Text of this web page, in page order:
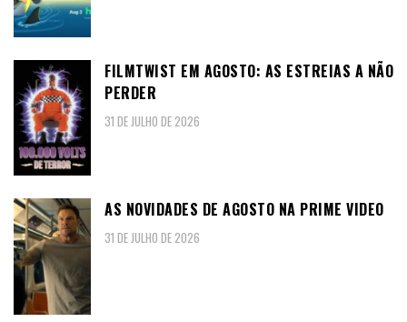
FILMTWIST EM AGOSTO: AS ESTREIAS A NÃO
PERDER
31 DE JULHO DE 2026
AS NOVIDADES DE AGOSTO NA PRIME VIDEO
31 DE JULHO DE 2026